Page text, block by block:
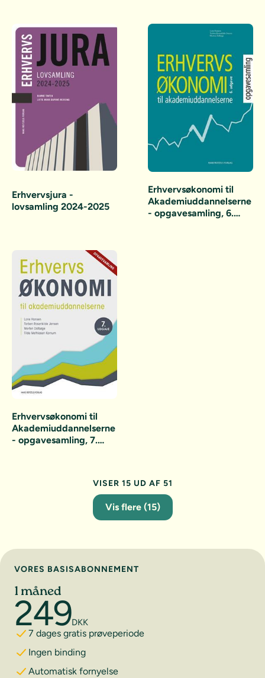
Erhvervsjura -
lovsamling 2024-2025
Erhvervsøkonomi til
Akademiuddannelserne
- opgavesamling, 6.
Erhvervsøkonomi til
Akademiuddannelserne
- opgavesamling, 7.
VISER 15 UD AF 51
Vis flere (15)
Vælg abonnement
VORES BASISABONNEMENT
1 måned
249DKK
7 dages gratis prøveperiode
Ingen binding
Automatisk fornyelse